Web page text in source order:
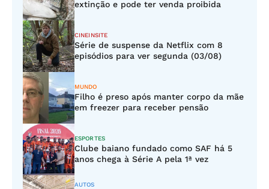
extinção e pode ter venda proibida
CINEINSITE
Série de suspense da Netflix com 8
episódios para ver segunda (03/08)
MUNDO
Filho é preso após manter corpo da mãe
em freezer para receber pensão
ESPORTES
Clube baiano fundado como SAF há 5
anos chega à Série A pela 1ª vez
AUTOS